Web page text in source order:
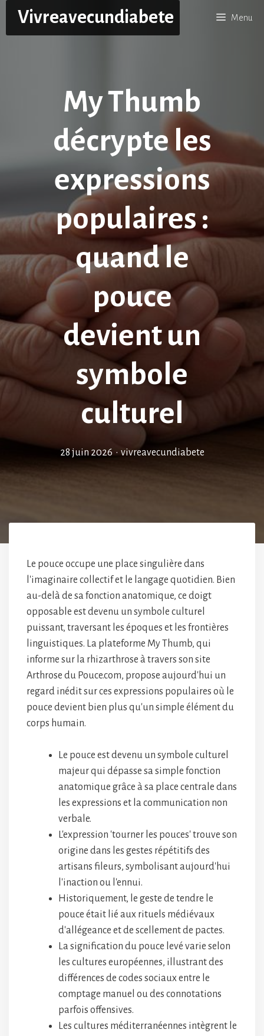
contenu
Vivreavecundiabete Menu
My Thumb
décrypte les
expressions
populaires :
quand le
pouce
devient un
symbole
culturel
28 juin 2026 • vivreavecundiabete
Le pouce occupe une place singulière dans
l'imaginaire collectif et le langage quotidien. Bien
au-delà de sa fonction anatomique, ce doigt
opposable est devenu un symbole culturel
puissant, traversant les époques et les frontières
linguistiques. La plateforme My Thumb, qui
informe sur la rhizarthrose à travers son site
Arthrose du Pouce.com, propose aujourd'hui un
regard inédit sur ces expressions populaires où le
pouce devient bien plus qu'un simple élément du
corps humain.
Le pouce est devenu un symbole culturel
majeur qui dépasse sa simple fonction
anatomique grâce à sa place centrale dans
les expressions et la communication non
verbale.
L'expression 'tourner les pouces' trouve son
origine dans les gestes répétitifs des
artisans fileurs, symbolisant aujourd'hui
l'inaction ou l'ennui.
Historiquement, le geste de tendre le
pouce était lié aux rituels médiévaux
d'allégeance et de scellement de pactes.
La signification du pouce levé varie selon
les cultures européennes, illustrant des
différences de codes sociaux entre le
comptage manuel ou des connotations
parfois offensives.
Les cultures méditerranéennes intègrent le